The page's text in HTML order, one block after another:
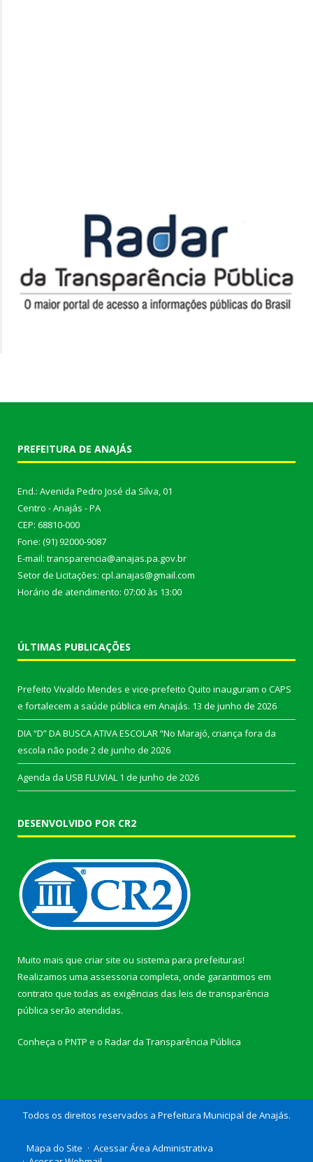
PREFEITURA DE ANAJÁS
End.: Avenida Pedro José da Silva, 01
Centro - Anajás - PA
CEP: 68810-000
Fone: (91) 92000-9087
E-mail: transparencia@anajas.pa.gov.br
Setor de Licitações: cpl.anajas@gmail.com
Horário de atendimento: 07:00 às 13:00
ÚLTIMAS PUBLICAÇÕES
Prefeito Vivaldo Mendes e vice-prefeito Quito inauguram o CAPS
e fortalecem a saúde pública em Anajás. 13 de junho de 2026
DIA “D” DA BUSCA ATIVA ESCOLAR “No Marajó, criança fora da
escola não pode 2 de junho de 2026
Agenda da USB FLUVIAL 1 de junho de 2026
DESENVOLVIDO POR CR2
Muito mais que criar site ou sistema para prefeituras!
Realizamos uma assessoria completa, onde garantimos em
contrato que todas as exigências das leis de transparência
pública serão atendidas.
Conheça o PNTP e o Radar da Transparência Pública
Todos os direitos reservados a Prefeitura Municipal de Anajás.
Mapa do Site
Acessar Área Administrativa